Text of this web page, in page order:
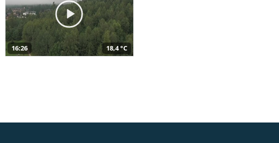
16:26 18,4 °C